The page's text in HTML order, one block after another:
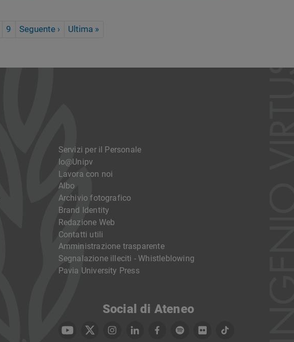
9 Seguente ›Pagina successiva
Ultima »Ultima pagina
Servizi per il Personale
Io@Unipv
Lavora con noi
Albo
Archivio fotografico
Brand Identity
Redazione Web
Contatti utili
Amministrazione trasparente
Segnalazione illeciti - Whistleblowing
Pavia University Press
Social di Ateneo